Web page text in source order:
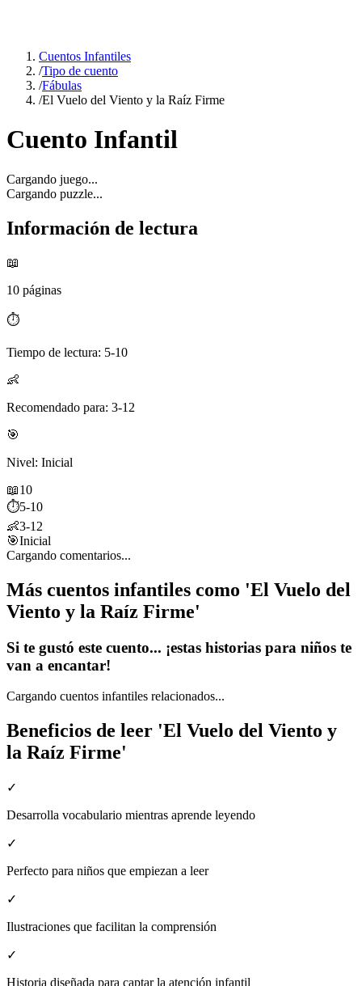
Cuentos Infantiles
/Tipo de cuento
/Fábulas
/El Vuelo del Viento y la Raíz Firme
Cuento Infantil
Cargando juego...
Cargando puzzle...
Información de lectura
📖
10 páginas
⏱️
Tiempo de lectura: 5-10
👶
Recomendado para: 3-12
🎯
Nivel: Inicial
📖10
⏱️5-10
👶3-12
🎯Inicial
Cargando comentarios...
Más cuentos infantiles como 'El Vuelo del
Viento y la Raíz Firme'
Si te gustó este cuento... ¡estas historias para niños te
van a encantar!
Cargando cuentos infantiles relacionados...
Beneficios de leer 'El Vuelo del Viento y
la Raíz Firme'
✓
Desarrolla vocabulario mientras aprende leyendo
✓
Perfecto para niños que empiezan a leer
✓
Ilustraciones que facilitan la comprensión
✓
Historia diseñada para captar la atención infantil